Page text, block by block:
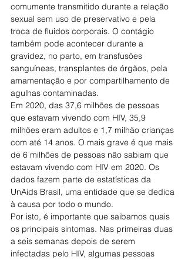
comumente transmitido durante a relação
sexual sem uso de preservativo e pela
troca de fluidos corporais. O contágio
também pode acontecer durante a
gravidez, no parto, em transfusões
sanguíneas, transplantes de órgãos, pela
amamentação e por compartilhamento de
agulhas contaminadas.
Em 2020, das 37,6 milhões de pessoas
que estavam vivendo com HIV, 35,9
milhões eram adultos e 1,7 milhão crianças
com até 14 anos. O mais grave é que mais
de 6 milhões de pessoas não sabiam que
estavam vivendo com HIV em 2020. Os
dados fazem parte de estatísticas da
UnAids Brasil, uma entidade que se dedica
à causa por todo o mundo.
Por isto, é importante que saibamos quais
os principais sintomas. Nas primeiras duas
a seis semanas depois de serem
infectadas pelo HIV, algumas pessoas